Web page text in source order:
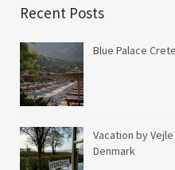
Recent Posts
Blue Palace
Vacation by
Denmark